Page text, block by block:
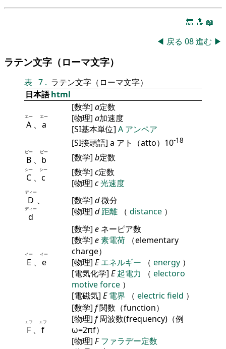
🔚 🔝 📖
◀ 戻る 08進む ▶
ラテン文字（ローマ文字）
表 7 . ラテン文字（ローマ文字）
日本語html
A
エー
、 a
エー
[数学] a定数
[物理] a加速度
[SI基本単位] A アンペア
[SI接頭語] a アト（atto）10-18
B
ビー
、 b
ビー
[数学] b定数
C
シー
、 c
シー [数学] c定数
[物理] c光速度
D
ディー
、
d
ディー
[数学] d微分
[物理] d 距離 （ distance ）
E
イー
、 e
イー
[数学] e ネーピア数
[数学] e素電荷
（elementary
charge）
[物理] E エネルギー （ energy ）
[電気化学] E 起電力 （ electoro
motive force ）
[電磁気] E 電界 （ electric field ）
F
エフ
、 f
エフ
[数学] f関数（function）
[物理] f周波数(frequency)（例
ω=2πf）
[物理] F ファラデー定数